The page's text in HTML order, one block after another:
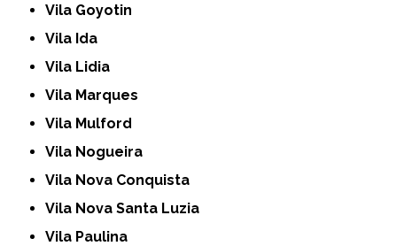
Vila Goyotin
Vila Ida
Vila Lidia
Vila Marques
Vila Mulford
Vila Nogueira
Vila Nova Conquista
Vila Nova Santa Luzia
Vila Paulina